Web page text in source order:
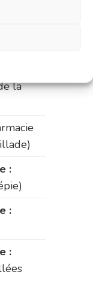
la
:
:
: